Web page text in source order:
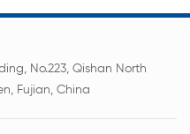
No.223, Qishan North
Fujian, China